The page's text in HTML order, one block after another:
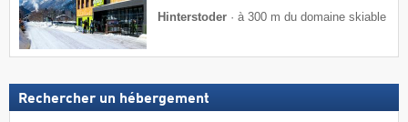
Hinterstoder · à 300 m du domaine skiable
Rechercher un hébergement